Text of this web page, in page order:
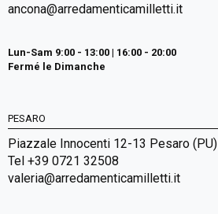
ancona@arredamenticamilletti.it
Lun-Sam 9:00 - 13:00 | 16:00 - 20:00
Fermé le Dimanche
PESARO
Piazzale Innocenti 12-13 Pesaro (PU)
Tel +39 0721 32508
valeria@arredamenticamilletti.it